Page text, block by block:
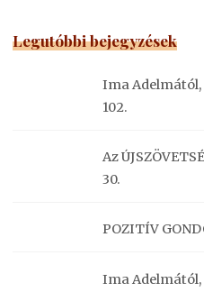
Legutóbbi bejegyzések
Ima Adelmától,
102.
Az
30.
POZITÍV
Ima Adelmától,